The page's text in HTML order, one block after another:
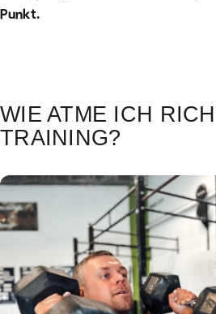
Punkt.
WIE ATME ICH
TRAINING?